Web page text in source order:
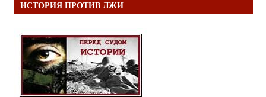
ИСТОРИЯ ПРОТИВ ЛЖИ